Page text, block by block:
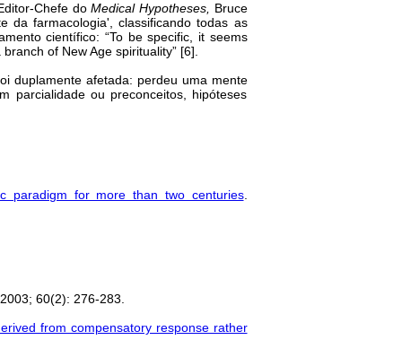
Chefe doMedical Hypotheses,
Bruce
da farmacologia', classificando todas as
científico: “To be specific, it seems
of New Age spirituality” [6].
duplamente afetada: perdeu uma mente
parcialidade ou preconceitos, hipóteses
paradigm for more than two centuries.
60(2): 276-283.
from compensatory response rather